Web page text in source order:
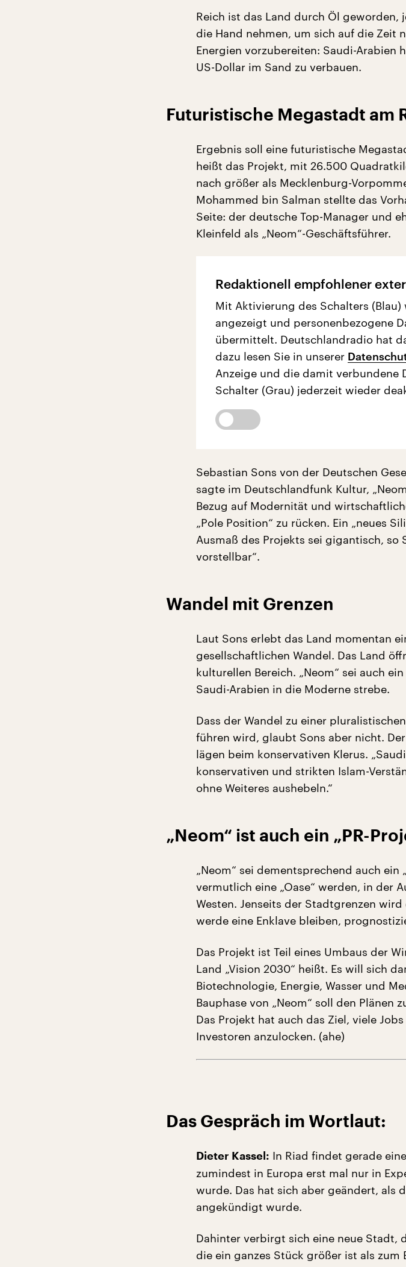
Reich ist das Land durch Öl geworden,
die Hand nehmen, um sich auf die Zeit
Energien vorzubereiten: Saudi-
US-Dollar im Sand zu verbauen.
Futuristische Megastadt am
Ergebnis soll eine futuristische
heißt das Projekt, mit 26.500
nach größer als Mecklenburg-
Mohammed bin Salman stellte das
Seite: der deutsche Top-Manager und
Kleinfeld als „Neom“-Geschäftsführer.
Redaktionell empfohlener
Mit Aktivierung des Schalters
angezeigt und personenbezogene
übermittelt. Deutschlandradio hat
dazu lesen Sie in unserer
Anzeige und die damit
Schalter (Grau) jederzeit wieder
Sebastian Sons von der Deutschen
sagte im Deutschlandfunk Kultur,
Bezug auf Modernität und
„Pole Position“ zu rücken. Ein „neues
Ausmaß des Projekts sei gigantisch, so
vorstellbar“.
Wandel mit Grenzen
Laut Sons erlebt das Land momentan
gesellschaftlichen Wandel. Das Land
kulturellen Bereich. „Neom“ sei auch
Saudi-Arabien in die Moderne strebe.
Dass der Wandel zu einer
führen wird, glaubt Sons aber nicht.
lägen beim konservativen Klerus.
konservativen und strikten Islam-
ohne Weiteres aushebeln.“
„Neom“ ist auch ein „PR-
„Neom“ sei dementsprechend auch ein
vermutlich eine „Oase“ werden, in der
Westen. Jenseits der Stadtgrenzen wird
werde eine Enklave bleiben,
Das Projekt ist Teil eines Umbaus der
Land „Vision 2030“ heißt. Es will sich
Biotechnologie, Energie, Wasser und
Bauphase von „Neom“ soll den Plänen
Das Projekt hat auch das Ziel, viele
Investoren anzulocken. (ahe)
Das Gespräch im Wortlaut:
Dieter Kassel: In Riad findet gerade
zumindest in Europa erst mal nur in
wurde. Das hat sich aber geändert, als
angekündigt wurde.
Dahinter verbirgt sich eine neue Stadt,
die ein ganzes Stück größer ist als zum